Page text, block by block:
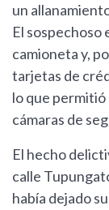
un
El sospechoso
camioneta y,
tarjetas de
lo que
cámaras de
El hecho
calle
había dejado